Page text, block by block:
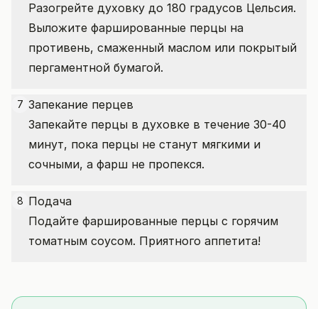
Разогрейте духовку до 180 градусов Цельсия.
Выложите фаршированные перцы на
противень, смаженный маслом или покрытый
пергаментной бумагой.
7 Запекание перцев
Запекайте перцы в духовке в течение 30-40
минут, пока перцы не станут мягкими и
сочными, а фарш не пропекся.
8 Подача
Подайте фаршированные перцы с горячим
томатным соусом. Приятного аппетита!